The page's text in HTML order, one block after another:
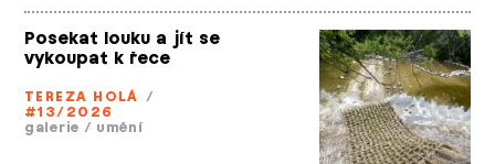
Posekat louku a jít se
vykoupat k řece
TEREZA HOLÁ /
#13/2026
galerie / umění